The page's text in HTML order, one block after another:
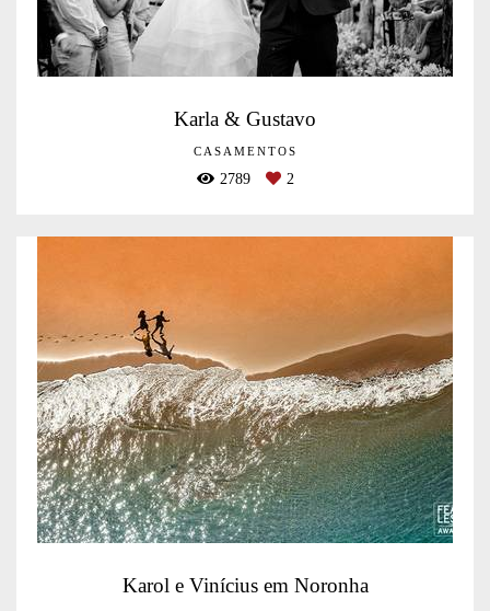
Karla & Gustavo
CASAMENTOS
2789 2
Karol e Vinícius em Noronha